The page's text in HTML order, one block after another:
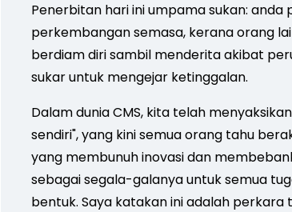
Penerbitan hari ini umpama sukan:
perkembangan semasa, kerana orang
berdiam diri sambil menderita akibat
sukar untuk mengejar ketinggalan.
Dalam dunia CMS, kita telah
sendiri", yang kini semua orang tahu
yang membunuh inovasi dan
sebagai segala-galanya untuk semua
bentuk. Saya katakan ini adalah